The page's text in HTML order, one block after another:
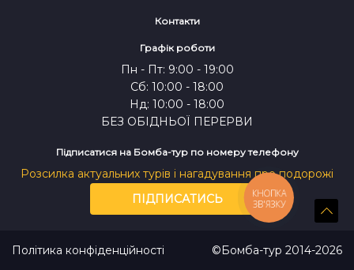
Контакти
Графік роботи
Пн - Пт: 9:00 - 19:00
Сб: 10:00 - 18:00
Нд: 10:00 - 18:00
БЕЗ ОБІДНЬОЇ ПЕРЕРВИ
Підписатися на Бомба-тур по номеру телефону
Розсилка актуальних турів і нагадування про подорожі
ПІДПИСАТИСЬ
Політика конфіденційності ©Бомба-тур 2014-2026
КНОПКА
ЗВ'ЯЗКУ